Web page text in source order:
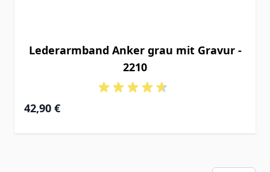
Lederarmband Anker grau mit Gravur -
2210
42,90 €